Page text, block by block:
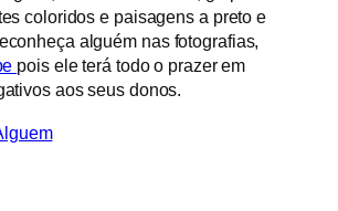
coloridos e paisagens a preto e
alguém nas fotografias,
pois ele terá todo o prazer em
aos seus donos.